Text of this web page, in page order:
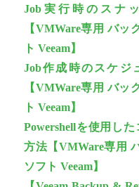
Job実行時のスナ
【VMWare専用 バッ
ト Veeam】
Job作成時のスケジ
【VMWare専用 バッ
ト Veeam】
Powershellを使用し
方法【VMWare専用
ソフト Veeam】